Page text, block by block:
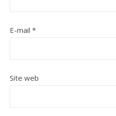
E-mail *
Site web